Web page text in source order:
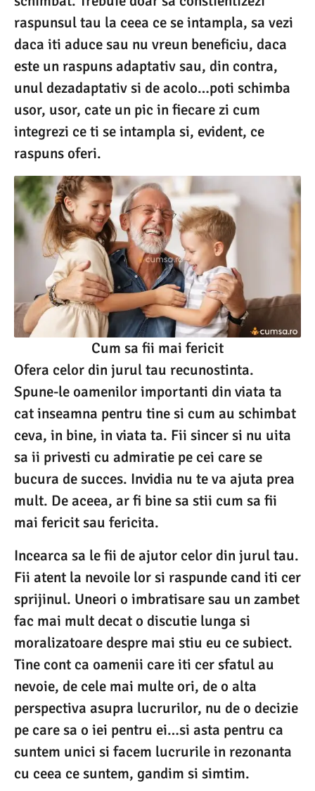
raspunsul tau la ceea ce se intampla, sa vezi
daca iti aduce sau nu vreun beneficiu, daca
este un raspuns adaptativ sau, din contra,
unul dezadaptativ si de acolo…poti schimba
usor, usor, cate un pic in fiecare zi cum
integrezi ce ti se intampla si, evident, ce
raspuns oferi.
Cum sa fii mai fericit
Ofera celor din jurul tau recunostinta.
Spune-le oamenilor importanti din viata ta
cat inseamna pentru tine si cum au schimbat
ceva, in bine, in viata ta. Fii sincer si nu uita
sa ii privesti cu admiratie pe cei care se
bucura de succes. Invidia nu te va ajuta prea
mult. De aceea, ar fi bine sa stii cum sa fii
mai fericit sau fericita.
Incearca sa le fii de ajutor celor din jurul tau.
Fii atent la nevoile lor si raspunde cand iti cer
sprijinul. Uneori o imbratisare sau un zambet
fac mai mult decat o discutie lunga si
moralizatoare despre mai stiu eu ce subiect.
Tine cont ca oamenii care iti cer sfatul au
nevoie, de cele mai multe ori, de o alta
perspectiva asupra lucrurilor, nu de o decizie
pe care sa o iei pentru ei…si asta pentru ca
suntem unici si facem lucrurile in rezonanta
cu ceea ce suntem, gandim si simtim.